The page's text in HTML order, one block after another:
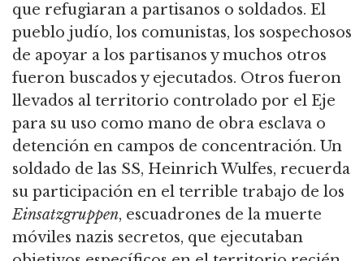
que refugiaran a partisanos o soldados. El
pueblo judío, los comunistas, los sospechosos
de apoyar a los partisanos y muchos otros
fueron buscados y ejecutados. Otros fueron
llevados al territorio controlado por el Eje
para su uso como mano de obra esclava o
detención en campos de concentración. Un
soldado de las SS, Heinrich Wulfes, recuerda
su participación en el terrible trabajo de los
Einsatzgruppen, escuadrones de la muerte
móviles nazis secretos, que ejecutaban